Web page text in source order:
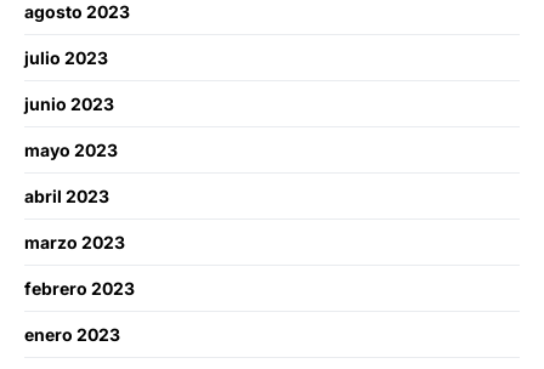
agosto 2023
julio 2023
junio 2023
mayo 2023
abril 2023
marzo 2023
febrero 2023
enero 2023